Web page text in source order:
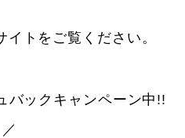
トをご覧ください。
バックキャンペーン中!!
／